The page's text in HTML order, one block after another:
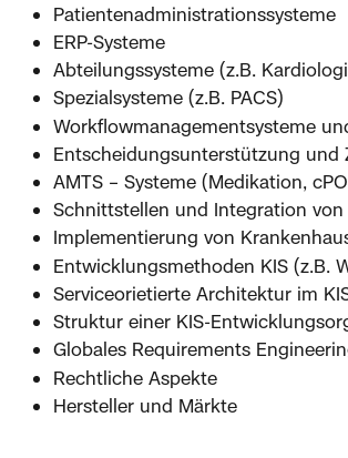
Patientenadministrationssysteme
ERP-Systeme
Abteilungssysteme (z.B.
Spezialsysteme (z.B. PACS)
Workflowmanagementsysteme
Entscheidungsunterstützung und
AMTS – Systeme (Medikation,
Schnittstellen und Integration
Implementierung von
Entwicklungsmethoden KIS (z.B.
Serviceorietierte Architektur im
Struktur einer KIS-
Globales Requirements
Rechtliche Aspekte
Hersteller und Märkte